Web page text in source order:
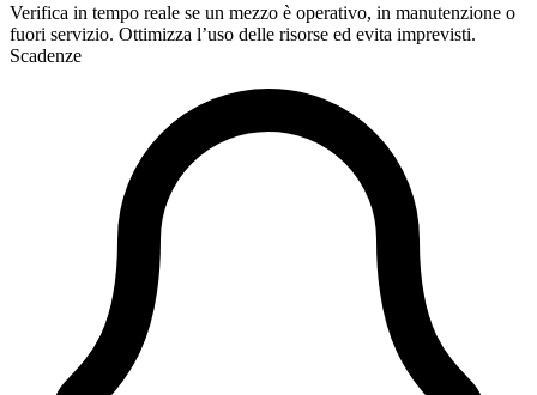
Verifica in tempo reale se un mezzo è operativo, in manutenzione o
fuori servizio. Ottimizza l’uso delle risorse ed evita imprevisti.
Scadenze